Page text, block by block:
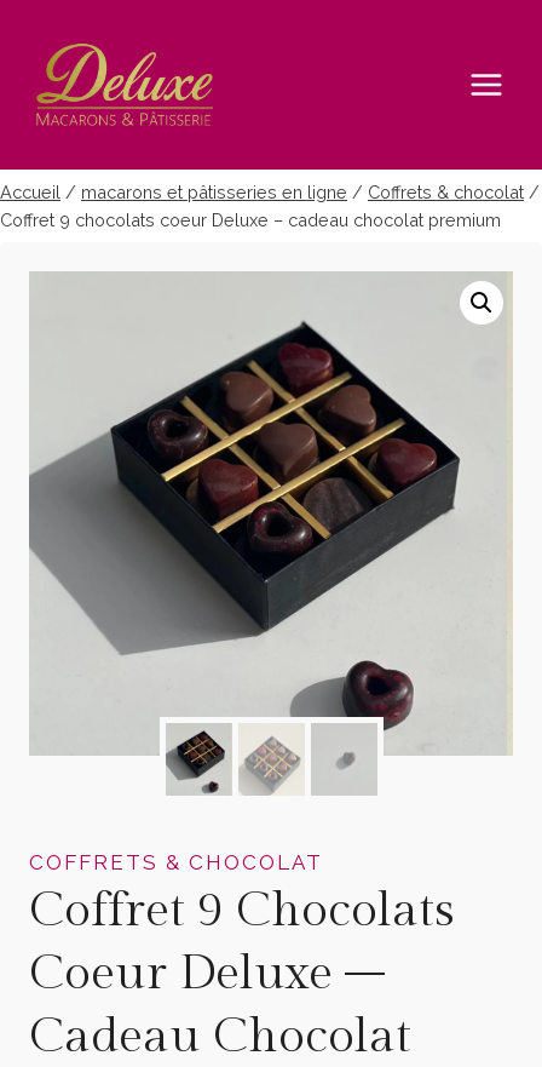
contenu
Accueil / macarons et pâtisseries en ligne / Coffrets & chocolat /
Coffret 9 chocolats coeur Deluxe – cadeau chocolat premium
COFFRETS & CHOCOLAT
Coffret 9 Chocolats
Coeur Deluxe –
Cadeau Chocolat